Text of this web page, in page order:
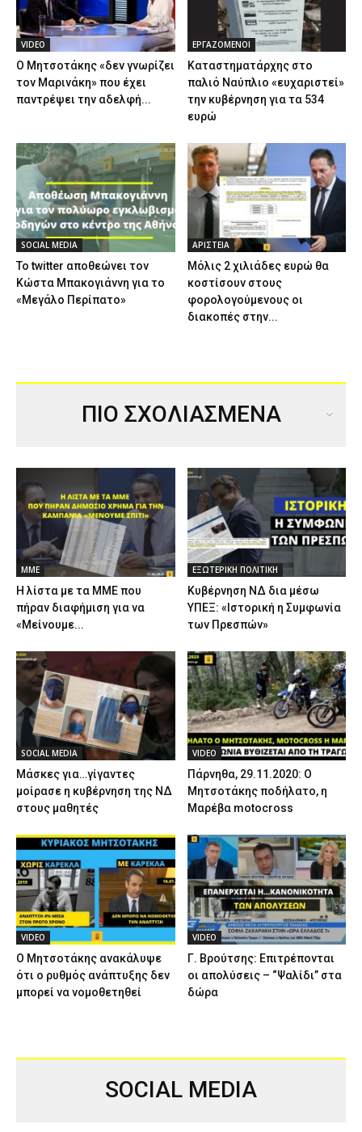
VIDEO
Ο Μητσοτάκης «δεν γνωρίζει
τον Μαρινάκη» που έχει
παντρέψει την αδελφή...
ΕΡΓΑΖΟΜΕΝΟΙ
Καταστηματάρχης στο
παλιό Ναύπλιο «ευχαριστεί»
την κυβέρνηση για τα 534
ευρώ
SOCIAL MEDIA
Το twitter αποθεώνει τον
Κώστα Μπακογιάννη για το
«Μεγάλο Περίπατο»
ΑΡΙΣΤΕΙΑ
Μόλις 2 χιλιάδες ευρώ θα
κοστίσουν στους
φορολογούμενους οι
διακοπές στην...
ΠΙΟ ΣΧΟΛΙΑΣΜΕΝΑ
ΜΜΕ
Η λίστα με τα ΜΜΕ που
πήραν διαφήμιση για να
«Μείνουμε...
ΕΞΩΤΕΡΙΚΗ ΠΟΛΙΤΙΚΗ
Κυβέρνηση ΝΔ δια μέσω
ΥΠΕΞ: «Ιστορική η Συμφωνία
των Πρεσπών»
SOCIAL MEDIA
Μάσκες για…γίγαντες
μοίρασε η κυβέρνηση της ΝΔ
στους μαθητές
VIDEO
Πάρνηθα, 29.11.2020: Ο
Μητσοτάκης ποδήλατο, η
Μαρέβα motocross
VIDEO
Ο Μητσοτάκης ανακάλυψε
ότι ο ρυθμός ανάπτυξης δεν
μπορεί να νομοθετηθεί
VIDEO
Γ. Βρούτσης: Επιτρέπονται
οι απολύσεις – “Ψαλίδι” στα
δώρα
SOCIAL MEDIA